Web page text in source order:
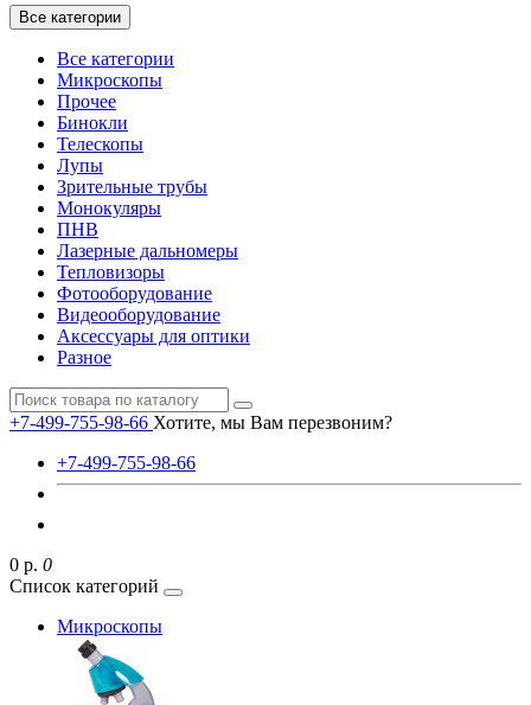
Все категории
Все категории
Микроскопы
Прочее
Бинокли
Телескопы
Лупы
Зрительные трубы
Монокуляры
ПНВ
Лазерные дальномеры
Тепловизоры
Фотооборудование
Видеооборудование
Аксессуары для оптики
Разное
+7-499-755-98-66 Хотите, мы Вам перезвоним?
+7-499-755-98-66
0 р. 0
Список категорий
Микроскопы